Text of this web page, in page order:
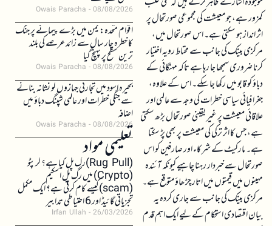
کمزور ہے، جو معیشت کی مجموعی صورتحال پر
اثر انداز ہو سکتی ہے۔ اس صورتحال میں،
مرکزی بینک کی جانب سے محتاط رویہ اختیار
کرنا ضروری سمجھا جا رہا ہے تاکہ مہنگائی کے
دباؤ کو قابو میں رکھا جا سکے۔ اس کے علاوہ،
جغرافیائی سیاسی خطرات کی وجہ سے عالمی اور
علاقائی معیشت پر غیر یقینی صورتحال بڑھ سکتی
ہے، جس کا اثر ترکی کی معیشت پر بھی پڑ سکتا
ہے۔ مارکیٹ کے شرکاء اور صارفین کو اس
صورتحال سے خبردار رہنا چاہیے کیونکہ آئندہ
مہینوں میں قیمتوں میں اتار چڑھاؤ متوقع ہے۔
مرکزی بینک کی جانب سے جاری کردہ یہ
بیان اقتصادی استحکام کے لیے ایک اہم قدم
Owais Paracha 08/08/2026
اقوام متحدہ: یمن میں بڑے پیمانے پر جنگ
کا خطرہ چار سال سے زائد عرصے کی بلند
ترین سطح پر پہنچ گیا
Owais Paracha 08/08/2026
بحیرہ اسود میں تجارتی جہازوں کو نشانہ بنانے
سے جنگی خطرات اور عالمی شپنگ دباؤ میں
اضافہ
Owais Paracha 08/08/2026
تعلیمی مواد(Rug Pull)رگ پل کیا ہے؟ کرپٹو
(Crypto) میں رگ پل اسکیم
(scam)کیسے کام کرتی ہے؟ ایک مکمل
تجزیاتی گائیڈ اور 6 احتیاطی تدابیر
Irfan Ullah 26/03/2026